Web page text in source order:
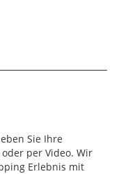
Sie Ihre
per Video. Wir
Erlebnis mit